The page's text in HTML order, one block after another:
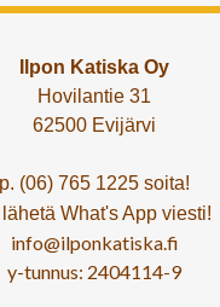
Ilpon Katiska Oy
Hovilantie 31
62500 Evijärvi
p. (06) 765 1225 soita!
What's App viesti!
info@ilponkatiska.fi
y-tunnus: 2404114-9